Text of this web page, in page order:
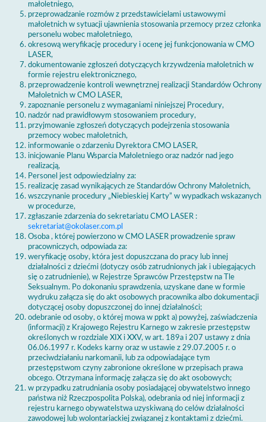
małoletniego,
przeprowadzanie rozmów z przedstawicielami ustawowymi
małoletnich w sytuacji ujawnienia stosowania przemocy przez członka
personelu wobec małoletniego,
okresową weryfikację procedury i ocenę jej funkcjonowania w CMO
LASER,
dokumentowanie zgłoszeń dotyczących krzywdzenia małoletnich w
formie rejestru elektronicznego,
przeprowadzenie kontroli wewnętrznej realizacji Standardów Ochrony
Małoletnich w CMO LASER,
zapoznanie personelu z wymaganiami niniejszej Procedury,
nadzór nad prawidłowym stosowaniem procedury,
przyjmowanie zgłoszeń dotyczących podejrzenia stosowania
przemocy wobec małoletnich,
informowanie o zdarzeniu Dyrektora CMO LASER,
inicjowanie Planu Wsparcia Małoletniego oraz nadzór nad jego
realizacją,
Personel jest odpowiedzialny za:
realizację zasad wynikających ze Standardów Ochrony Małoletnich,
wszczynanie procedury „Niebieskiej Karty” w wypadkach wskazanych
w procedurze,
zgłaszanie zdarzenia do sekretariatu CMO LASER :
sekretariat@okolaser.com.pl
Osoba , której powierzono w CMO LASER prowadzenie spraw
pracowniczych, odpowiada za:
weryfikację osoby, która jest dopuszczana do pracy lub innej
działalności z dziećmi (dotyczy osób zatrudnionych jak i ubiegających
się o zatrudnienie), w Rejestrze Sprawców Przestępstw na Tle
Seksualnym. Po dokonaniu sprawdzenia, uzyskane dane w formie
wydruku załącza się do akt osobowych pracownika albo dokumentacji
dotyczącej osoby dopuszczonej do innej działalności;
odebranie od osoby, o której mowa w ppkt a) powyżej, zaświadczenia
(informacji) z Krajowego Rejestru Karnego w zakresie przestępstw
określonych w rozdziale XIX i XXV, w art. 189a i 207 ustawy z dnia
06.06.1997 r. Kodeks karny oraz w ustawie z 29.07.2005 r. o
przeciwdziałaniu narkomanii, lub za odpowiadające tym
przestępstwom czyny zabronione określone w przepisach prawa
obcego. Otrzymana informację załącza się do akt osobowych;
w przypadku zatrudniania osoby posiadającej obywatelstwo innego
państwa niż Rzeczpospolita Polska), odebrania od niej informacji z
rejestru karnego obywatelstwa uzyskiwaną do celów działalności
zawodowej lub wolontariackiej związanej z kontaktami z dziećmi.